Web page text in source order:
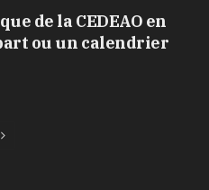
de la CEDEAO en
ou un calendrier
Next